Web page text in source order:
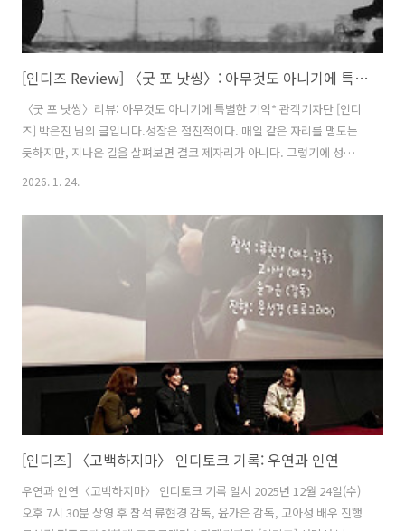
[인디즈 Review] 〈굿 포 낫씽〉: 아무것도 아니기에 특별한 기억
〈굿 포 낫씽〉리뷰: 아무것도 아니기에 특별한 기억* 관객기자단 [인디
즈] 박은진 님의 글입니다.성장은 점진적이다. 매일 같은 자리를 맴도는
듯하지만, 지나온 길을 살펴보면 결코 제자리가 아니다. 그렇기에 성장의
모양은 나선형이다. 반복되는 무채색의 날들을 보내며 청춘은 돌고 돈다.
무것도 아닌 시간 속에서도 기어코 성장한다. 평범하기에 더욱 특별한 청
춘의 겨울이다. 〈굿 포 낫씽〉의 일본어 원제는 ‘やくだたず’(야쿠다타
즈)로 ‘쓸모없음’, ‘쓸모없는 사람’을 의미한다. 국내 개봉의 제목인 ‘굿
포 낫씽’의 의미 역시 유사하다. 그렇다면 영화 속 인물들이 모두 쓸모없
는 사람이라는 의미일까. 영화는 이에 대한 답을 제시하진 않는다..
2026. 1. 24.
[인디즈] 〈고백하지마〉 인디토크 기록: 우연과 인연
우연과 인연〈고백하지마〉 인디토크 기록 일시 2025년 12월 24일(수)
오후 7시 30분 상영 후 참석 류현경 감독, 윤가은 감독, 고아성 배우 진행